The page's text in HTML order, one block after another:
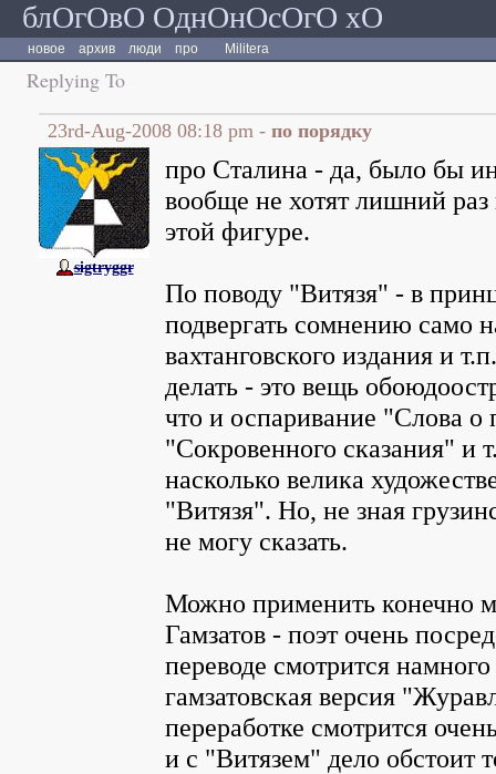
блОгОвО ОднОнОсОгО хО
новое архив люди про Militera
Replying To
23rd-Aug-2008 08:18 pm - по порядку
sigtryggr
про Сталина - да, было бы
вообще не хотят лишний
этой фигуре.
По поводу "Витязя" - в
подвергать сомнению само
вахтанговского издания и
делать - это вещь
что и оспаривание "Слова о
"Сокровенного сказания" и
насколько велика
"Витязя". Но, не зная
не могу сказать.
Можно применить конечно
Гамзатов - поэт очень
переводе смотрится
гамзатовская версия
переработке смотрится
и с "Витязем" дело обстоит